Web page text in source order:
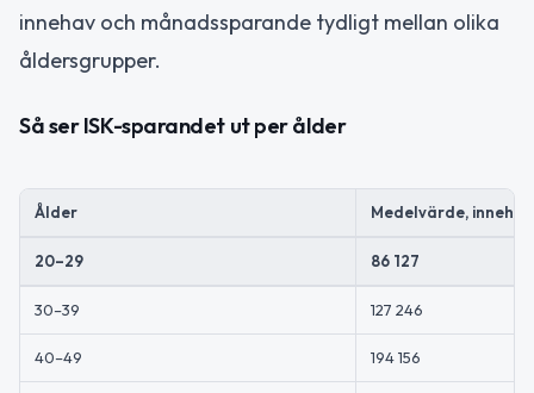
innehav och månadssparande tydligt mellan olika
åldersgrupper.
Så ser ISK-sparandet ut per ålder
Ålder Medelvärde, innehav
20–29 86 127
30–39 127 246
40–49 194 156